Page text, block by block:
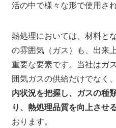
活の中で様々な形で使用さ
熱処理においては、材料と
の雰囲気（ガス）も、出来
重要な要素です。当社はガ
囲気ガスの供給だけでなく、
内状況を把握し、ガスの種
り、熱処理品質を向上させ
おります。